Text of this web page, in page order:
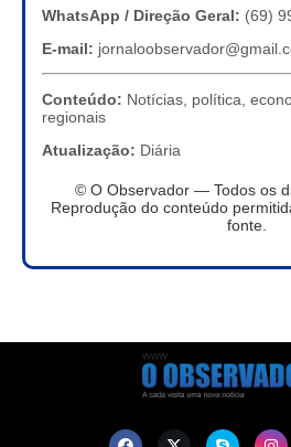
WhatsApp / Direção Geral: (69)
E-mail:
Conteúdo: Notícias, política,
regionais
Atualização: Diária
© O Observador — Todos os
Reprodução do conteúdo
fonte.